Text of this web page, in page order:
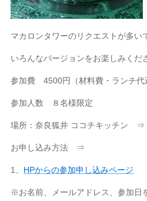
マカロンタワーのリクエストが多い
いろんなバージョンをお楽しみくだ
参加費 4500円（材料費・ランチ代
参加人数 ８名様限定
場所：奈良狐井 ココチキッチン
お申し込み方法 ⇒
1、 HPからの参加申し込みページ
※お名前、メールアドレス、参加日